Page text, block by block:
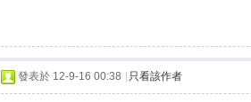
發表於 12-9-16 00:38 只看該作者